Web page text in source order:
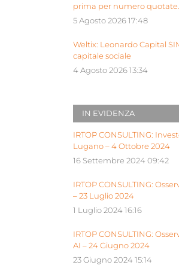
prima per numero
“Milano piattaforma
5 Agosto 2026 17:48
Weltix: Leonardo Capital
capitale sociale
4 Agosto 2026 13:34
IN EVIDENZA
IRTOP CONSULTING:
Lugano – 4 Ottobre 2024
16 Settembre 2024 09:42
IRTOP CONSULTING:
– 23 Luglio 2024
1 Luglio 2024 16:16
IRTOP CONSULTING:
AI – 24 Giugno 2024
23 Giugno 2024 15:14